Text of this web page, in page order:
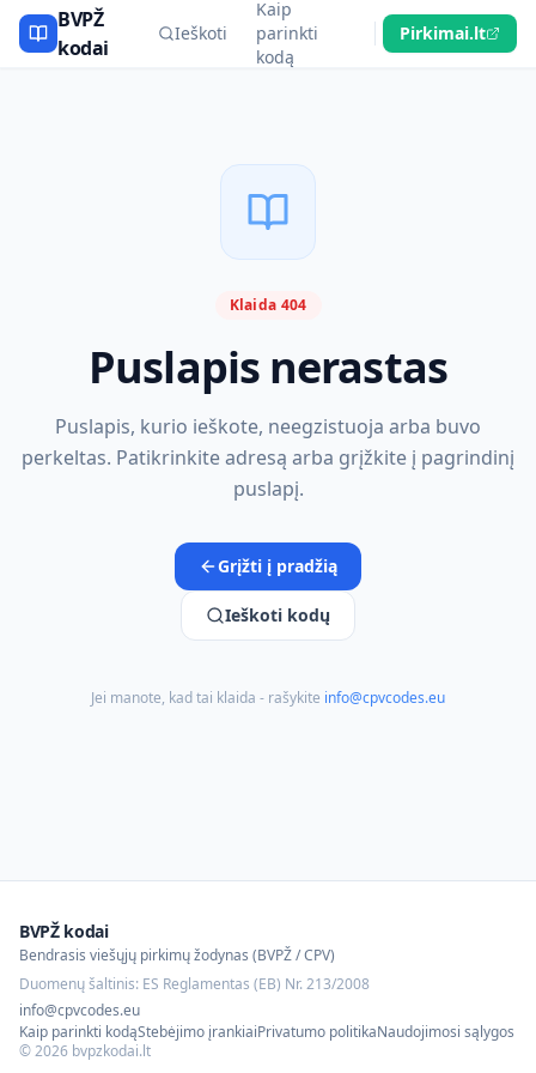
BVPŽ
kodai
Ieškoti
Kaip
parinkti
kodą
Pirkimai.lt
Klaida 404
Puslapis nerastas
Puslapis, kurio ieškote, neegzistuoja arba buvo
perkeltas. Patikrinkite adresą arba grįžkite į pagrindinį
puslapį.
Grįžti į pradžią
Ieškoti kodų
Jei manote, kad tai klaida - rašykite info@cpvcodes.eu
BVPŽ kodai
Bendrasis viešųjų pirkimų žodynas (BVPŽ / CPV)
Duomenų šaltinis: ES Reglamentas (EB) Nr. 213/2008
info@cpvcodes.eu
Kaip parinkti kodąStebėjimo įrankiaiPrivatumo politikaNaudojimosi sąlygos
©2026 bvpzkodai.lt